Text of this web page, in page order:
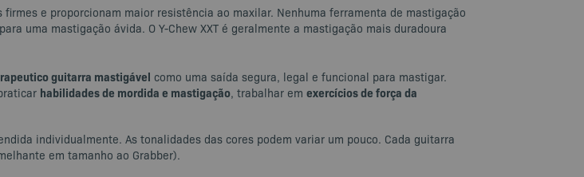
firmes e proporcionam maior resistência ao maxilar. Nenhuma ferramenta de mastigação
uma mastigação ávida. O Y-Chew XXT é geralmente a mastigação mais duradoura
guitarra mastigável como uma saída segura, legal e funcional para mastigar.
habilidades de mordida e mastigação, trabalhar em exercícios de força da
individualmente. As tonalidades das cores podem variar um pouco. Cada guitarra
em tamanho ao Grabber).